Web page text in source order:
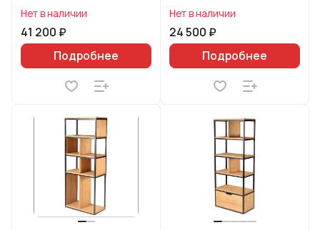
Нет в наличии
41 200 ₽
Подробнее
Нет в наличии
24 500 ₽
Подробнее